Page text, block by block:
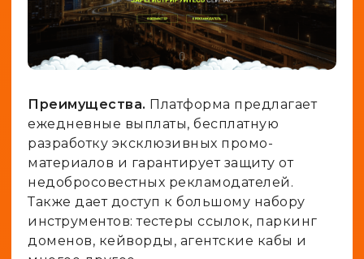
Преимущества. Платформа предлагает
ежедневные выплаты, бесплатную
разработку эксклюзивных промо-
материалов и гарантирует защиту от
недобросовестных рекламодателей.
Также дает доступ к большому набору
инструментов: тестеры ссылок, паркинг
доменов, кейворды, агентские кабы и